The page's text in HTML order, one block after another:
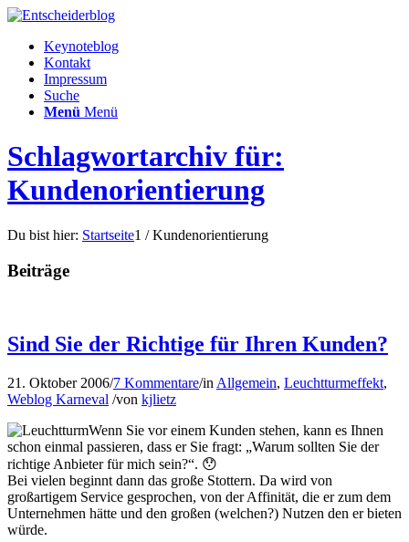
Keynoteblog
Kontakt
Impressum
Suche
Menü Menü
Schlagwortarchiv für:
Kundenorientierung
Du bist hier: Startseite1 / Kundenorientierung
Beiträge
Sind Sie der Richtige für Ihren Kunden?
21. Oktober 2006/7 Kommentare/in Allgemein, Leuchtturmeffekt,
Weblog Karneval /von kjlietz
Wenn Sie vor einem Kunden stehen, kann es Ihnen
schon einmal passieren, dass er Sie fragt: „Warum sollten Sie der
richtige Anbieter für mich sein?“. 😯
Bei vielen beginnt dann das große Stottern. Da wird von
großartigem Service gesprochen, von der Affinität, die er zum dem
Unternehmen hätte und den großen (welchen?) Nutzen den er bieten
würde.